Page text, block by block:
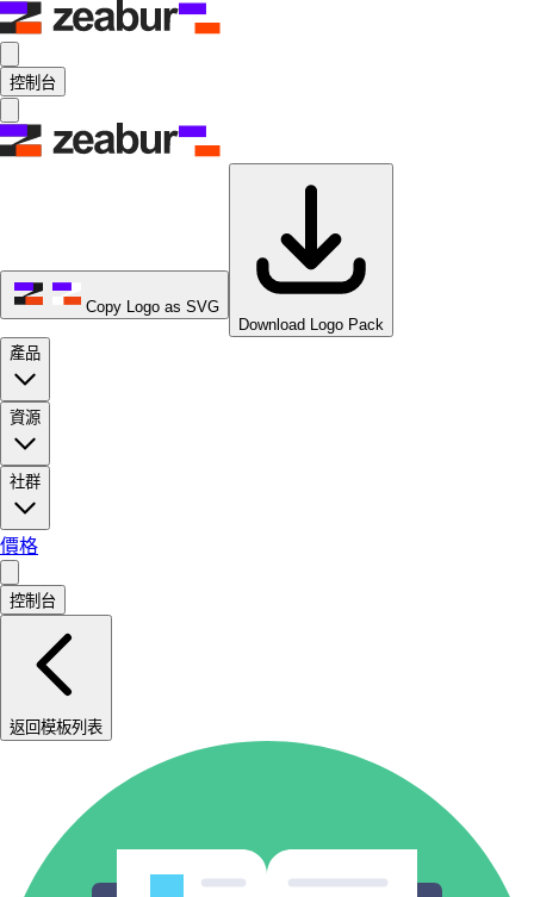
控制台
Copy Logo as SVG
Download Logo Pack
產品
資源
社群
價格
控制台
返回模板列表